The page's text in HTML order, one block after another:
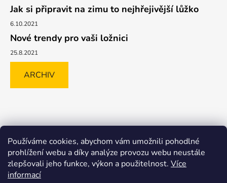
Používáme cookies, abychom vám umožnili pohodlné
prohlížení webu a díky analýze provozu webu neustále
zlepšovali jeho funkce, výkon a použitelnost. Více
informací
Jak si připravit na zimu to nejhřejivější lůžko
6.10.2021
Nové trendy pro vaši ložnici
25.8.2021
ARCHIV
MALL.CZ